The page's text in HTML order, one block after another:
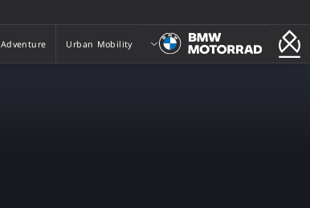
Urban Mobility
Adventure